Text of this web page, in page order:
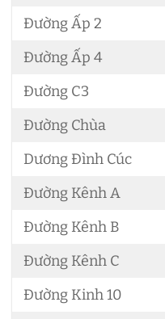
Đường Ấp 2
Đường Ấp 4
Đường C3
Đường Chùa
Dương Đình Cúc
Đường Kênh A
Đường Kênh B
Đường Kênh C
Đường Kinh 10